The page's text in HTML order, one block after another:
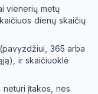
vienerių metų
dienų skaičių
365 arba
ir skaičiuoklė
neturi įtakos, nes